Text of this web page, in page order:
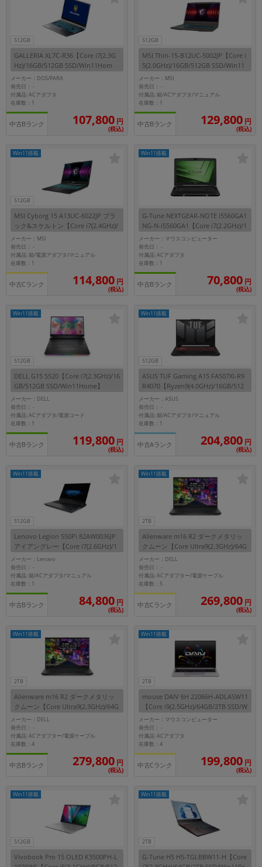
512GB
GALLERIA XL7C-R36【Core i7(2.3G
Hz)/16GB/512GB SSD/Win11Hom
e】
メーカー：DOS/PARA
発売日：-
付属品: ACアダプタ
在庫数：1
中古Bランク 107,800 円
(税込)
512GB
MSI Thin-15-B12UC-5002JP【Core i
5(2.0GHz)/16GB/512GB SSD/Win11
Home】
メーカー：MSI
発売日：-
付属品: 箱/ACアダプタ/マニュアル
在庫数：1
中古Bランク 129,800 円
(税込)
512GB
Win11搭載
MSI Cyborg 15 A13UC-6022JP ブラ
ック&スケルトン【Core i7(2.4GHz)/
16GB/512GB SSD/Win11Home】
メーカー：MSI
発売日：-
付属品: 箱/電源アダプタ/マニュアル
在庫数：1
中古Cランク 114,800 円
(税込)
Win11搭載
G-Tune NEXTGEAR-NOTE i5560GA1
NG-N-i5560GA1【Core i7(2.2GHz)/1
6GB/256GB SSD+1TB HDD/Win11H
ome】
メーカー：マウスコンピューター
発売日：-
付属品: ACアダプタ
在庫数：1
中古Bランク 70,800 円
(税込)
512GB
Win11搭載
DELL G15 5520【Core i7(2.3GHz)/16
GB/512GB SSD/Win11Home】
メーカー：DELL
発売日：-
付属品: ACアダプタ/電源コード
在庫数：1
中古Bランク 119,800 円
(税込)
512GB
Win11搭載
ASUS TUF Gaming A15 FA507XI-R9
R4070【Ryzen9(4.0GHz)/16GB/512
GB SSD/Win11Home】
メーカー：ASUS
発売日：-
付属品: 箱/ACアダプタ/マニュアル
在庫数：1
中古Aランク 204,800 円
(税込)
512GB
Win11搭載
Lenovo Legion 550Pi 82AW0036JP
アイアングレー【Core i7(2.6GHz)/1
6GB/512GB SSD/Win11Home】
メーカー：Lenovo
発売日：-
付属品: 箱/ACアダプタ/マニュアル
在庫数：1
中古Bランク 84,800 円
(税込)
2TB
Win11搭載
Alienware m16 R2 ダークメタリッ
クムーン【Core Ultra9(2.3GHz)/64G
B/2TB SSD/Win11Pro】
メーカー：DELL
発売日：-
付属品: ACアダプター/電源ケーブル
在庫数：5
中古Cランク 269,800 円
(税込)
2TB
Win11搭載
Alienware m16 R2 ダークメタリッ
クムーン【Core Ultra9(2.3GHz)/64G
B/2TB SSD/Win11Pro】
メーカー：DELL
発売日：-
付属品: ACアダプター/電源ケーブル
在庫数：4
中古Bランク 279,800 円
(税込)
2TB
Win11搭載
mouse DAIV 6H 22066H-ADLASW11
【Core i9(2.5GHz)/64GB/2TB SSD/W
in11Pro】
メーカー：マウスコンピューター
発売日：-
付属品: ACアダプタ
在庫数：4
中古Cランク 199,800 円
(税込)
512GB
Win11搭載
Vivobook Pro 15 OLED K3500PH-L
2TB
Win11搭載
G-Tune H5 H5-TGLBBW11-H【Core
OS
メモリ
容量
価格
円
発売日
月 まで
各項目のチェックボックスは「or検索」となります。
ただし機能別のみ「and検索」となります。